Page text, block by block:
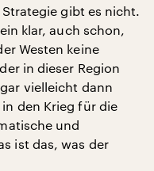
gibt es nicht.
klar, auch schon,
Westen keine
in dieser Region
vielleicht dann
den Krieg für die
und
ist das, was der